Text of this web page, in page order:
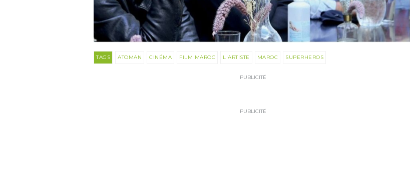
TAGS ATOMAN CINÉMA FILM MAROC L'ARTISTE MAROC SUPERHEROS
PUBLICITÉ
PUBLICITÉ